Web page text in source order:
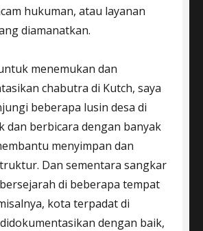
hukuman, atau layanan
diamanatkan.
menemukan dan
chabutra di Kutch, saya
beberapa lusin desa di
dan berbicara dengan banyak
menyimpan dan
Dan sementara sangkar
di beberapa tempat
kota terpadat di
dengan baik,